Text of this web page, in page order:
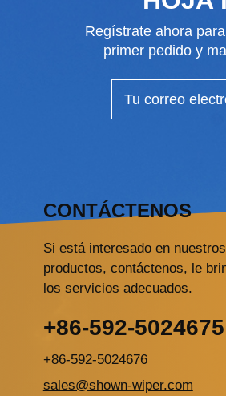
Regístrate ahora
primer pedido y
CONTÁCTENOS
Si está interesado en nuestros
productos, contáctenos, le
los servicios adecuados.
+86-592-5024675
+86-592-5024676
sales@shown-wiper.com